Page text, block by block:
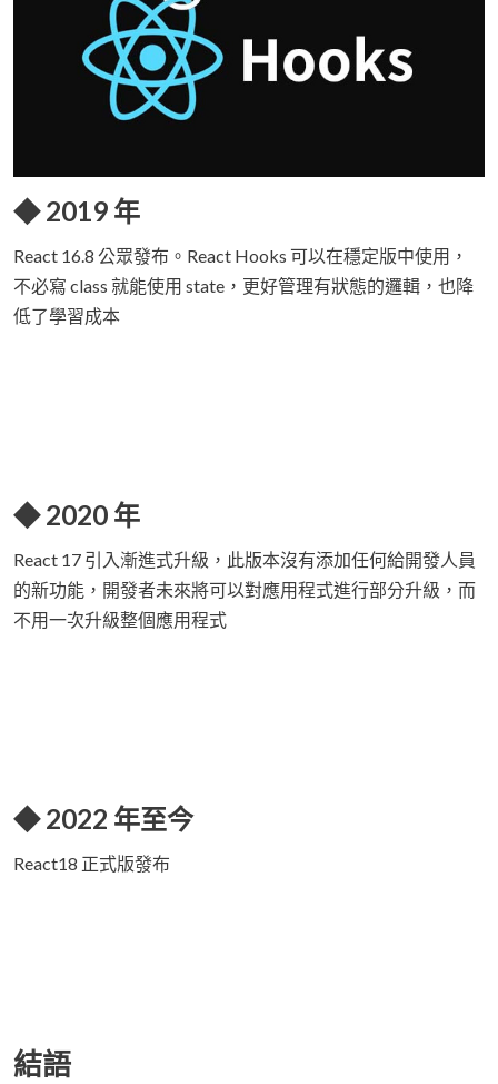
◆ 2019 年
React 16.8 公眾發布。React Hooks 可以在穩定版中使用，
不必寫 class 就能使用 state，更好管理有狀態的邏輯，也降
低了學習成本
◆ 2020 年
React 17 引入漸進式升級，此版本沒有添加任何給開發人員
的新功能，開發者未來將可以對應用程式進行部分升級，而
不用一次升級整個應用程式
◆ 2022 年至今
React18 正式版發布
結語